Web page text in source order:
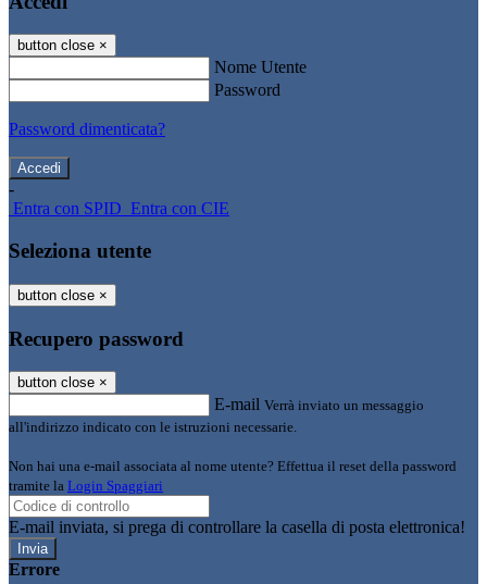
button close ×
Nome Utente
Password
Password dimenticata?
-
Entra con SPID Entra con CIE
Seleziona utente
button close ×
Recupero password
button close ×
E-mail Verrà inviato un messaggio
all'indirizzo indicato con le istruzioni necessarie.
Non hai una e-mail associata al nome utente? Effettua il reset della password
tramite la Login Spaggiari
E-mail inviata, si prega di controllare la casella di posta elettronica!
Errore